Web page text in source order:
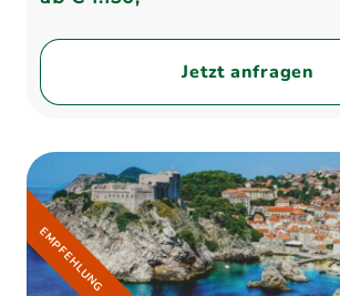
Jetzt anfragen
EMPFEHLUNG